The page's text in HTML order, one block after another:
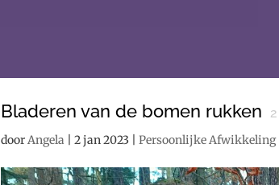
Bladeren van de bomen rukken 2
doorAngela 2 jan 2023 Persoonlijke Afwikkeling|